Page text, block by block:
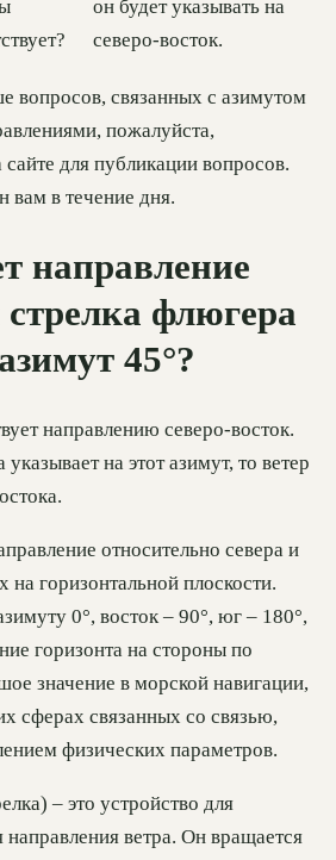
он будет указывать на
северо-восток.
вопросов, связанных с азимутом
пожалуйста,
сайте для публикации вопросов.
вам в течение дня.
направление
стрелка флюгера
45°?
направлению северо-восток.
на этот азимут, то ветер
относительно севера и
на горизонтальной плоскости.
0°, восток – 90°, юг – 180°,
горизонта на стороны по
значение в морской навигации,
сферах связанных со связью,
физических параметров.
– это устройство для
направления ветра. Он вращается